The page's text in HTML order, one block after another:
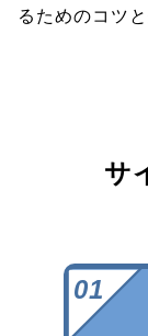
るためのコツ
サ